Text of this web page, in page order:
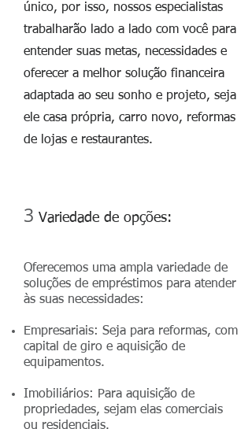
único, por isso, nossos especialistas
trabalharão lado a lado com você para
entender suas metas, necessidades e
oferecer a melhor solução financeira
adaptada ao seu sonho e projeto, seja
ele casa própria, carro novo, reformas
de lojas e restaurantes.
3 Variedade de opções:
Oferecemos uma ampla variedade de
soluções de empréstimos para atender
às suas necessidades:
Empresariais: Seja para reformas, com
capital de giro e aquisição de
equipamentos.
Imobiliários: Para aquisição de
propriedades, sejam elas comerciais
ou residenciais.